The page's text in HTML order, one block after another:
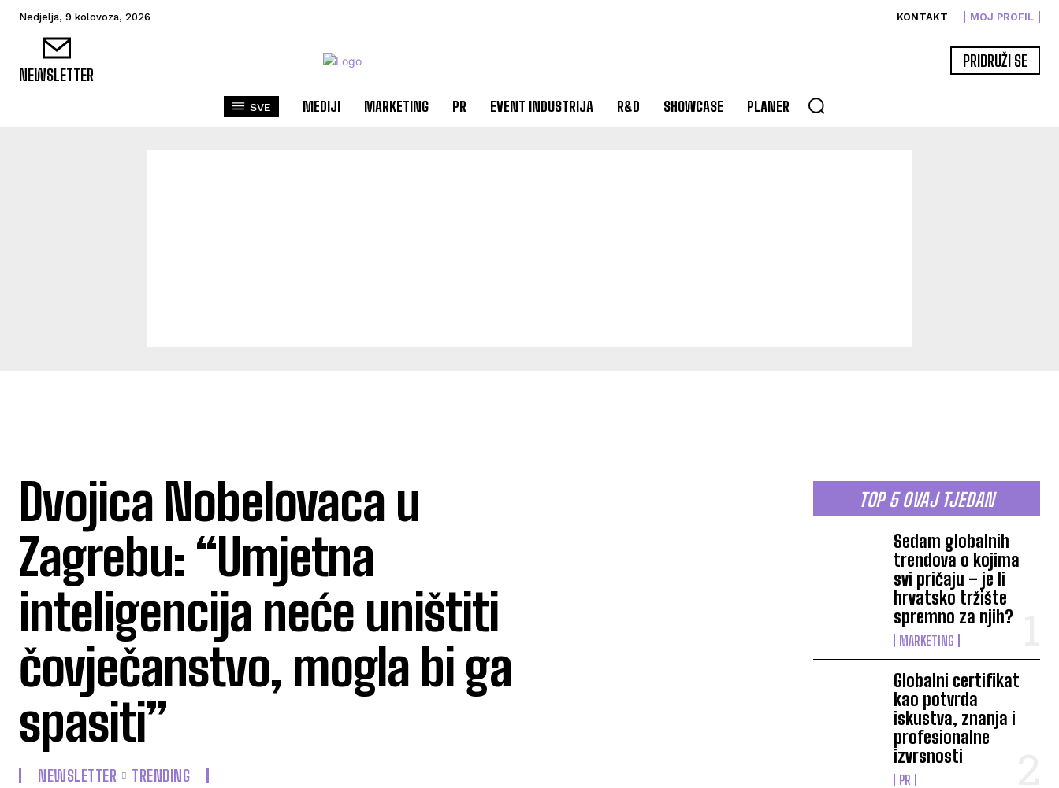
Nedjelja, 9 kolovoza, 2026 KONTAKT MOJ PROFIL
NEWSLETTER
PRIDRUŽI SE
SVE MEDIJI MARKETING PR EVENT INDUSTRIJA R&D SHOWCASE PLANER
Dvojica Nobelovaca u
Zagrebu: “Umjetna
inteligencija neće uništiti
čovječanstvo, mogla bi ga
spasiti”
NEWSLETTER TRENDING
TOP 5 OVAJ TJEDAN
Sedam globalnih
trendova o kojima
svi pričaju – je li
hrvatsko tržište
spremno za njih?
MARKETING
Globalni certifikat
kao potvrda
iskustva, znanja i
profesionalne
izvrsnosti
PR